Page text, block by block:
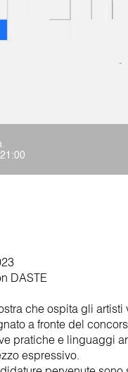
DASTE
che ospita gli
a fronte del
pratiche e linguaggi
espressivo.